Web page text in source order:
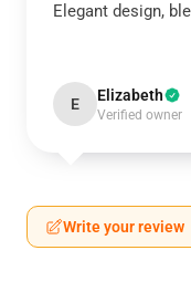
Elegant design,
E Elizabeth
Verified owner
Write your review